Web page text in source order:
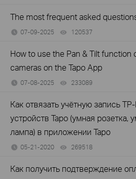
The most frequent asked
07-09-2025 120537
How to use the Pan & Tilt function
cameras on the Tapo App
07-08-2025 233089
Как отвязать учётную запись
устройств Tapo (умная розетка,
лампа) в приложении Tapo
05-21-2020 269518
Как получить подтверждение